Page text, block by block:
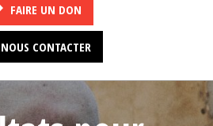
FAIRE UN DON
NOUS CONTACTER